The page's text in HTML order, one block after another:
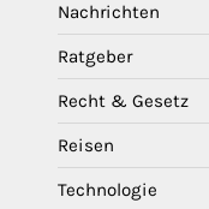
Nachrichten
Ratgeber
Recht & Gesetz
Reisen
Technologie